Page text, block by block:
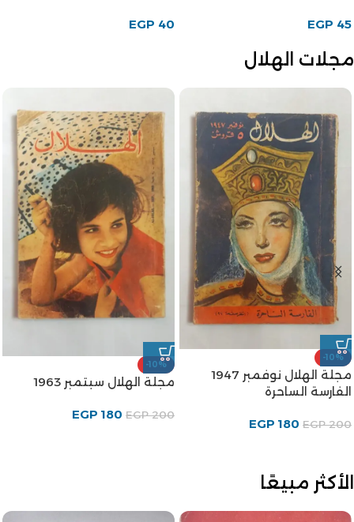
EGP 45
EGP 40
مجلات الهلال
-10%
مجلة الهلال نوفمبر 1947
الفارسة الساحرة
EGP200
EGP 180
-10%
مجلة الهلال سبتمبر 1963
EGP200
EGP 180
الأكثر مبيعًا